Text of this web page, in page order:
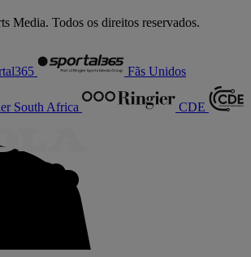
Media. Todos os direitos reservados.
Fãs Unidos
South Africa CDE